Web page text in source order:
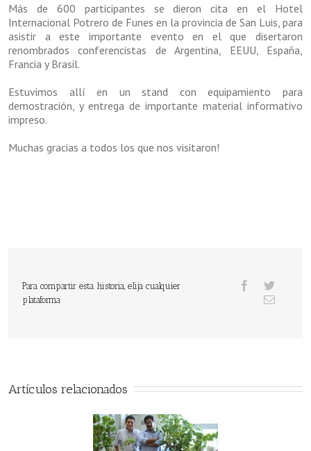
Más de 600 participantes se dieron cita en el Hotel
Internacional Potrero de Funes en la provincia de San Luis, para
asistir a este importante evento en el que disertaron
renombrados conferencistas de Argentina, EEUU, España,
Francia y Brasil.
Estuvimos allí en un stand con equipamiento para
demostración, y entrega de importante material informativo
impreso.
Muchas gracias a todos los que nos visitaron!
Para compartir esta historia, elija cualquier
plataforma
Artículos relacionados